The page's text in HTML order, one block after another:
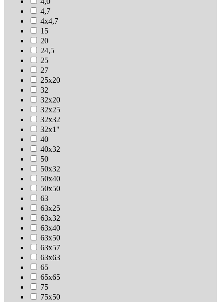
4,7
4х4,7
15
20
24,5
25
27
25х20
32
32х20
32х25
32х32
32х1"
40
40х32
50
50х32
50х40
50х50
63
63х25
63х32
63х40
63х50
63х57
63х63
65
65х65
75
75х50